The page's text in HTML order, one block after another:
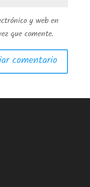
y web en
que comente.